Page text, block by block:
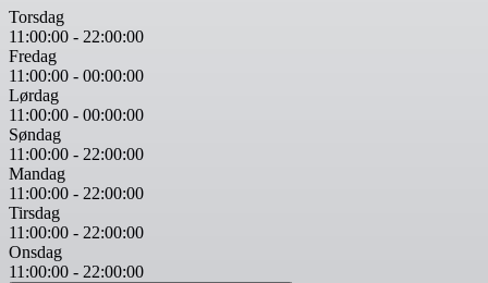
Torsdag
11:00:00 - 22:00:00
Fredag
11:00:00 - 00:00:00
Lørdag
11:00:00 - 00:00:00
Søndag
11:00:00 - 22:00:00
Mandag
11:00:00 - 22:00:00
Tirsdag
11:00:00 - 22:00:00
Onsdag
11:00:00 - 22:00:00